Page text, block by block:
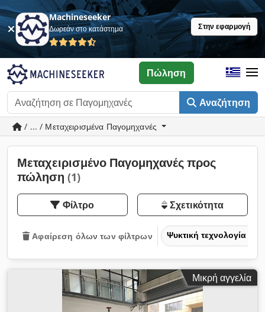
Machineseeker
Δωρεάν στο κατάστημα Στην εφαρμογή
Αναζήτηση
Πώληση
/ ... / Μεταχειρισμένα Παγομηχανές
Μεταχειρισμένο Παγομηχανές προς
πώληση (1)
Φίλτρο Σχετικότητα
Αφαίρεση όλων των φίλτρων Ψυκτική τεχνολογία
Μικρή αγγελία